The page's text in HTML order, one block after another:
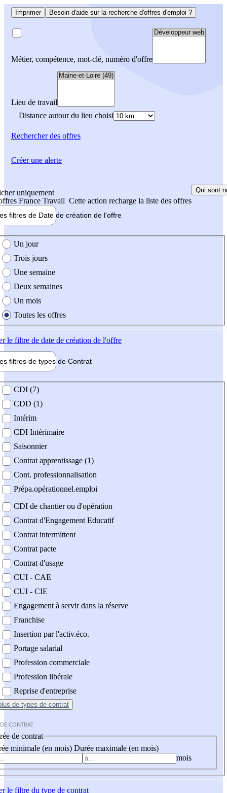
Imprimer Besoin d'aide sur la recherche d'offres d'emploi ?
Métier, compétence, mot-clé, numéro d'offre
Lieu de travail
Distance autour du lieu choisi
Rechercherdes offres
uniquement
France Travail Cette action recharge la liste des offres
Qui sont
filtres de Date de création de l'offre
création de l'offre
Un jour
Trois jours
Une semaine
Deux semaines
Un mois
Toutes les offres
le filtre de date de création de l'offre
filtres de types de Contrat
contrat
CDI (7)
CDD (1)
Intérim
CDI Intérimaire
Saisonnier
Contrat apprentissage (1)
Cont. professionnalisation
Prépa.opérationnel.emploi
CDI de chantier ou d'opération
Contrat d'Engagement Educatif
Contrat intermittent
Contrat pacte
Contrat d'usage
CUI - CAE
CUI - CIE
Engagement à servir dans la réserve
Franchise
Insertion par l'activ.éco.
Portage salarial
Profession commerciale
Profession libérale
Reprise d'entreprise
de types de contrat
CONTRAT
de contrat
minimale (en mois) Durée maximale (en mois)
mois
le filtre du type de contrat
Créer une alerte